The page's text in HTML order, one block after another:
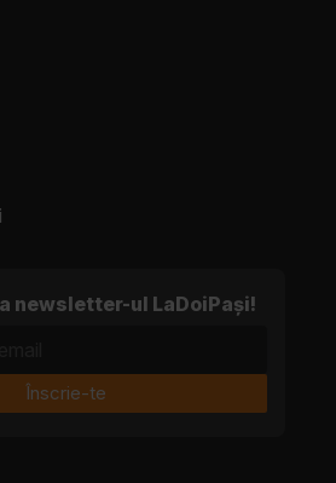
newsletter-ul LaDoiPași!
Înscrie-te